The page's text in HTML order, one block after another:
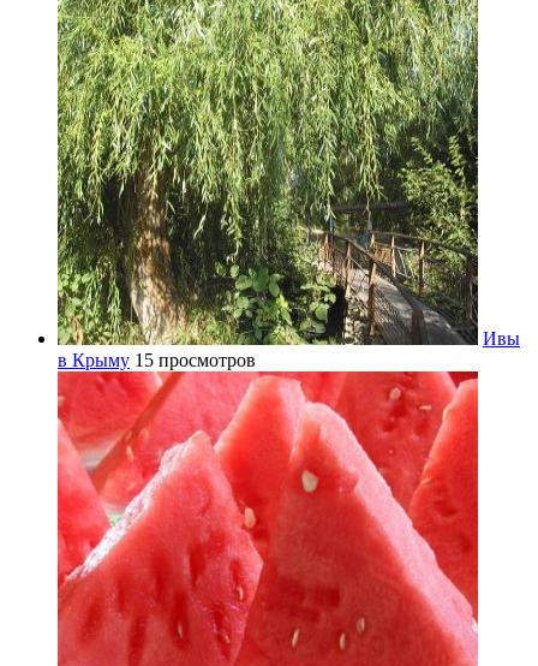
Ивы
в Крыму 15 просмотров